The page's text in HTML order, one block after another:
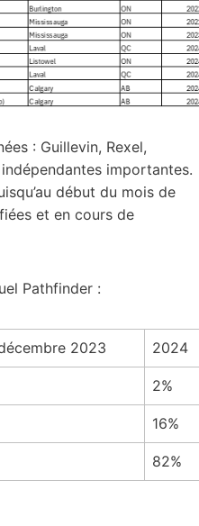
: Guillevin, Rexel,
importantes.
début du mois de
et en cours de
Pathfinder :
2023 2024
2%
16%
82%